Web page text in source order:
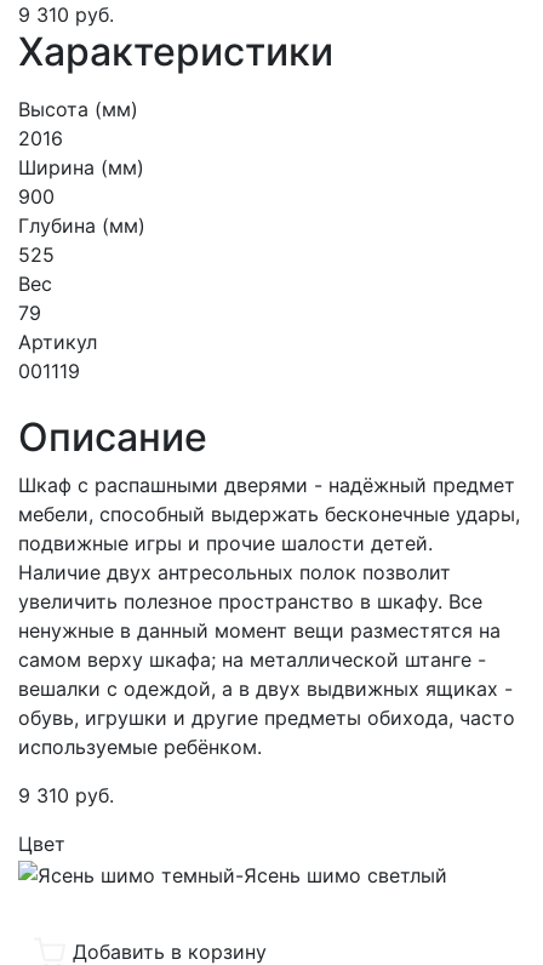
9 310 руб.
Характеристики
Высота (мм)
2016
Ширина (мм)
900
Глубина (мм)
525
Вес
79
Артикул
001119
Описание
Шкаф с распашными дверями - надёжный предмет
мебели, способный выдержать бесконечные удары,
подвижные игры и прочие шалости детей.
Наличие двух антресольных полок позволит
увеличить полезное пространство в шкафу. Все
ненужные в данный момент вещи разместятся на
самом верху шкафа; на металлической штанге -
вешалки с одеждой, а в двух выдвижных ящиках -
обувь, игрушки и другие предметы обихода, часто
используемые ребёнком.
9 310 руб.
Цвет
Добавить в корзину